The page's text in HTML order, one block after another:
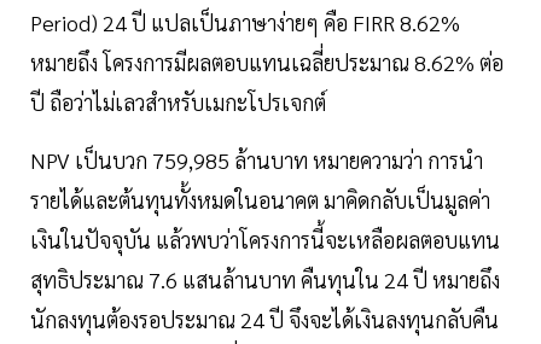
Period) 24 ปี แปลเป็นภาษาง่ายๆ คือ FIRR 8.62%
หมายถึง โครงการมีผลตอบแทนเฉลี่ยประมาณ 8.62% ต่อ
ปี ถือว่าไม่เลวสำหรับเมกะโปรเจกต์
NPV เป็นบวก 759,985 ล้านบาท หมายความว่า การนำ
รายได้และต้นทุนทั้งหมดในอนาคต มาคิดกลับเป็นมูลค่า
เงินในปัจจุบัน แล้วพบว่าโครงการนี้จะเหลือผลตอบแทน
สุทธิประมาณ 7.6 แสนล้านบาท คืนทุนใน 24 ปี หมายถึง
นักลงทุนต้องรอประมาณ 24 ปี จึงจะได้เงินลงทุนกลับคืน